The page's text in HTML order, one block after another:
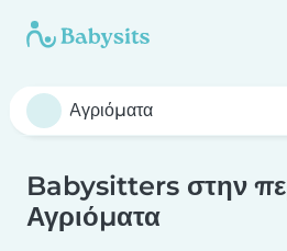
Babysitters στην
Αγριόματα